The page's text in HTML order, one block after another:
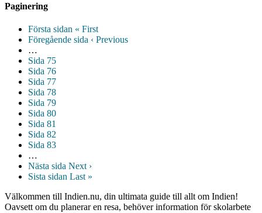
Paginering
Första sidan « First
Föregående sida ‹ Previous
…
Sida 75
Sida 76
Sida 77
Sida 78
Sida 79
Sida 80
Sida 81
Sida 82
Sida 83
…
Nästa sida Next ›
Sista sidan Last »
Välkommen till Indien.nu, din ultimata guide till allt om Indien!
Oavsett om du planerar en resa, behöver information för skolarbete